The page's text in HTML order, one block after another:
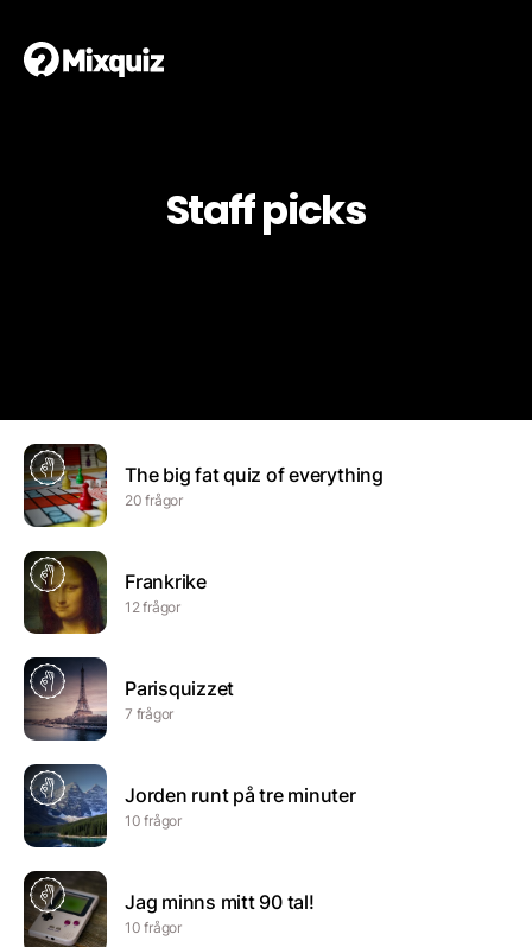
Staff picks
The big fat quiz of everything
20 frågor
Frankrike
12 frågor
Parisquizzet
7 frågor
Jorden runt på tre minuter
10 frågor
Jag minns mitt 90 tal!
10 frågor